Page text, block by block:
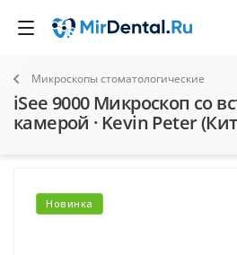
Микроскопы стоматологические
iSee 9000 Микроскоп со
камерой · Kevin Peter
Новинка